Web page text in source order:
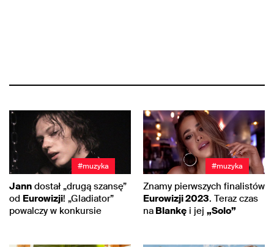
#muzyka
Jann dostał „drugą szansę”
od Eurowizji! „Gladiator”
powalczy w konkursie
#muzyka
Znamy pierwszych finalistów
Eurowizji 2023. Teraz czas
na Blankę i jej „Solo”